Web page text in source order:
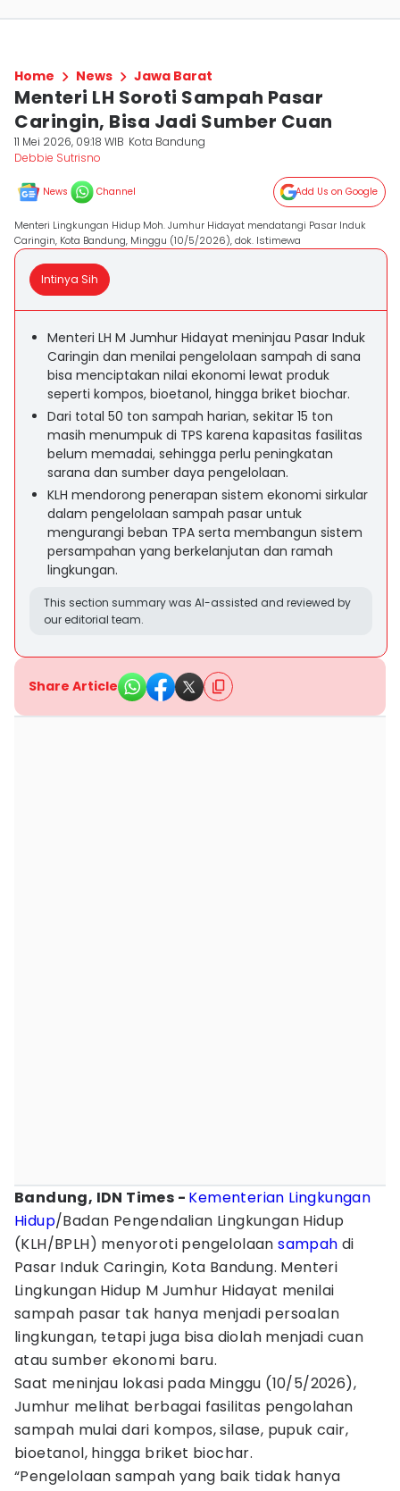
Home News Jawa Barat
Menteri LH Soroti Sampah Pasar
Caringin, Bisa Jadi Sumber Cuan
11 Mei 2026, 09:18 WIB Kota Bandung
Debbie Sutrisno
News Channel Add Us on Google
Menteri Lingkungan Hidup Moh. Jumhur Hidayat mendatangi Pasar Induk
Caringin, Kota Bandung, Minggu (10/5/2026), dok. Istimewa
Intinya Sih
Menteri LH M Jumhur Hidayat meninjau Pasar Induk
Caringin dan menilai pengelolaan sampah di sana
bisa menciptakan nilai ekonomi lewat produk
seperti kompos, bioetanol, hingga briket biochar.
Dari total 50 ton sampah harian, sekitar 15 ton
masih menumpuk di TPS karena kapasitas fasilitas
belum memadai, sehingga perlu peningkatan
sarana dan sumber daya pengelolaan.
KLH mendorong penerapan sistem ekonomi sirkular
dalam pengelolaan sampah pasar untuk
mengurangi beban TPA serta membangun sistem
persampahan yang berkelanjutan dan ramah
lingkungan.
This section summary was AI-assisted and reviewed by
our editorial team.
Share Article
Bandung, IDN Times - Kementerian Lingkungan
Hidup/Badan Pengendalian Lingkungan Hidup
(KLH/BPLH) menyoroti pengelolaansampah di
Pasar Induk Caringin, Kota Bandung. Menteri
Lingkungan Hidup M Jumhur Hidayat menilai
sampah pasar tak hanya menjadi persoalan
lingkungan, tetapi juga bisa diolah menjadi cuan
atau sumber ekonomi baru.
Saat meninjau lokasi pada Minggu (10/5/2026),
Jumhur melihat berbagai fasilitas pengolahan
sampah mulai dari kompos, silase, pupuk cair,
bioetanol, hingga briket biochar.
“Pengelolaan sampah yang baik tidak hanya